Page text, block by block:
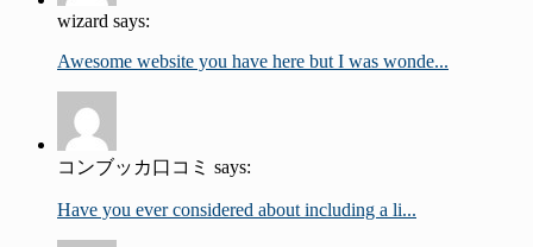
wizard says:
Awesome website you have here but I was wonde...
コンブッカ口コミ says:
Have you ever considered about including a li...